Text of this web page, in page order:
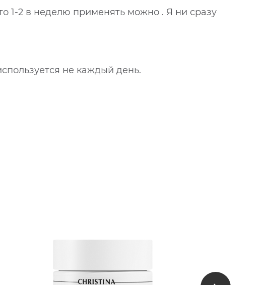
1-2 в неделю применять можно . Я ни сразу
не каждый день.